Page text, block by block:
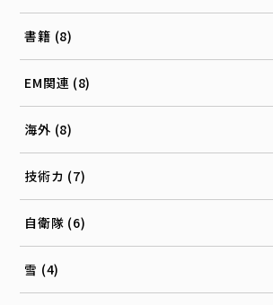
書籍 (8)
EM関連 (8)
海外 (8)
技術カ (7)
自衛隊 (6)
雪 (4)